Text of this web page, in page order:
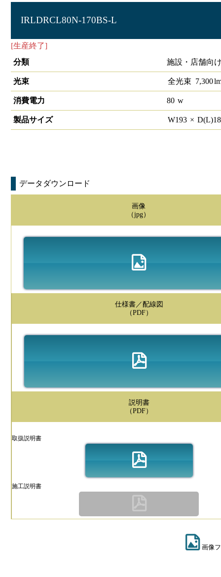
IRLDRCL80N-170BS-L
[生産終了]
分類
施設・店舗向
光束 全光束 7,300
消費電力 80 w
製品サイズ W193 × D(L)
データダウンロード
画像
（jpg）
仕様書／配線図
（PDF）
説明書
（PDF）
取扱説明書
施工説明書
画像